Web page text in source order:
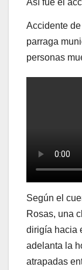
Así fue el
Accidente
parraga
personas
Según el
Rosas, una
dirigía hacia
adelanta la
atrapadas